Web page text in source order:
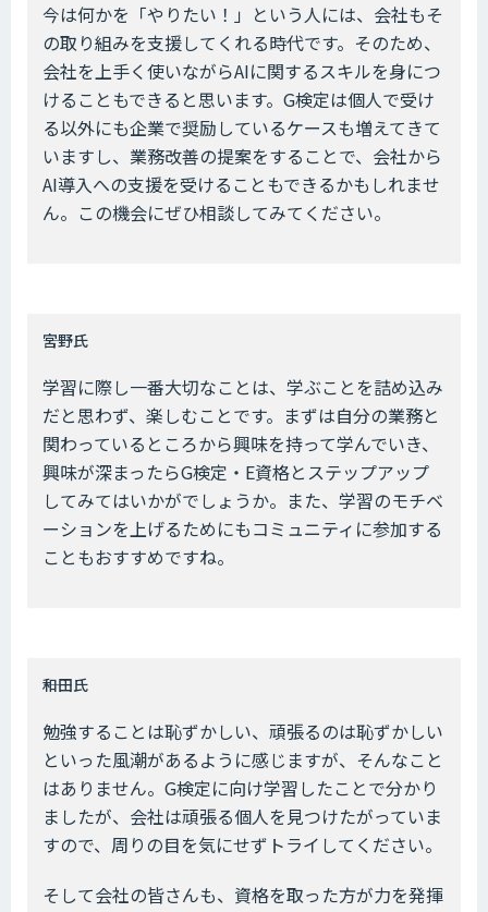
今は何かを「やりたい！」という人には、会社もそ
の取り組みを支援してくれる時代です。そのため、
会社を上手く使いながらAIに関するスキルを身につ
けることもできると思います。G検定は個人で受け
る以外にも企業で奨励しているケースも増えてきて
いますし、業務改善の提案をすることで、会社から
AI導入への支援を受けることもできるかもしれませ
ん。この機会にぜひ相談してみてください。
――宮野氏
学習に際し一番大切なことは、学ぶことを詰め込み
だと思わず、楽しむことです。まずは自分の業務と
関わっているところから興味を持って学んでいき、
興味が深まったらG検定・E資格とステップアップ
してみてはいかがでしょうか。また、学習のモチベ
ーションを上げるためにもコミュニティに参加する
こともおすすめですね。
――和田氏
勉強することは恥ずかしい、頑張るのは恥ずかしい
といった風潮があるように感じますが、そんなこと
はありません。G検定に向け学習したことで分かり
ましたが、会社は頑張る個人を見つけたがっていま
すので、周りの目を気にせずトライしてください。
そして会社の皆さんも、資格を取った方が力を発揮